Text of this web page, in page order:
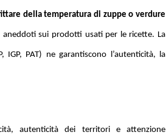
della temperatura di zuppe o verdure
sui prodotti usati per le ricette. La
IGP, PAT) ne garantiscono l’autenticità, la
autenticità dei territori e attenzione